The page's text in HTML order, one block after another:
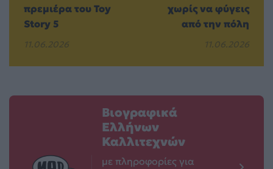
πρεμιέρα του Toy
Story 5
11.06.2026
χωρίς να φύγεις
από την πόλη
11.06.2026
Βιογραφικά
Ελλήνων
Καλλιτεχνών
με πληροφορίες για